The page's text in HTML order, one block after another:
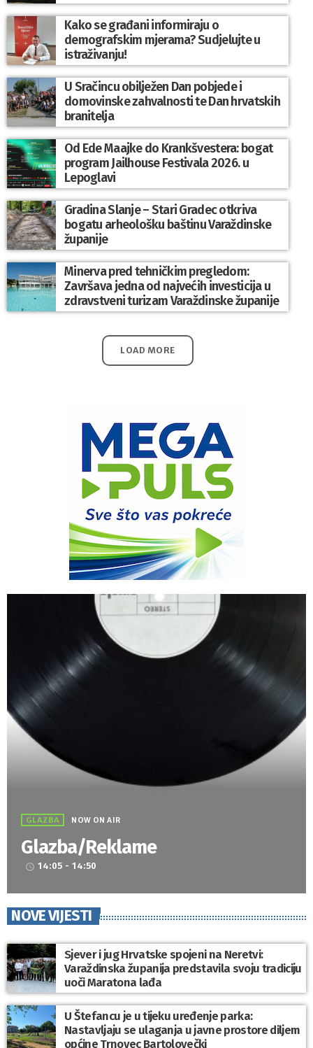
Kako se građani informiraju o
demografskim mjerama? Sudjelujte u
istraživanju!
U Sračincu obilježen Dan pobjede i
domovinske zahvalnosti te Dan hrvatskih
branitelja
Od Ede Maajke do Krankšvestera: bogat
program Jailhouse Festivala 2026. u
Lepoglavi
Gradina Slanje – Stari Gradec otkriva
bogatu arheološku baštinu Varaždinske
županije
Minerva pred tehničkim pregledom:
Završava jedna od najvećih investicija u
zdravstveni turizam Varaždinske županije
LOAD MORE
GLAZBA NOW ON AIR
Glazba/Reklame
access_time 14:05 - 14:50
NOVE VIJESTI
Sjever i jug Hrvatske spojeni na Neretvi:
Varaždinska županija predstavila svoju tradiciju
uoči Maratona lađa
U Štefancu je u tijeku uređenje parka:
Nastavljaju se ulaganja u javne prostore diljem
općine Trnovec Bartolovečki